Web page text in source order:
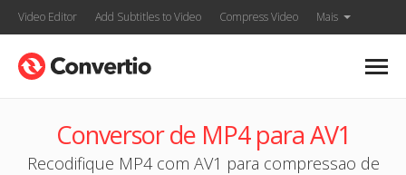
Video Editor Add Subtitles to Video Compress Video Mais
Conversor de MP4 para AV1
Recodifique MP4 com AV1 para compressao de